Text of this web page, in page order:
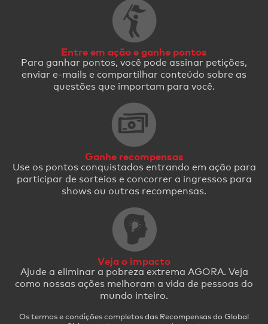
Entre em ação e ganhe pontos
Para ganhar pontos, você pode assinar petições,
enviar e-mails e compartilhar conteúdo sobre as
questões que importam para você.
Ganhe recompensas
Use os pontos conquistados entrando em ação para
participar de sorteios e concorrer a ingressos para
shows ou outras recompensas.
Veja o impacto
Ajude a eliminar a pobreza extrema AGORA. Veja
como nossas ações melhoram a vida de pessoas do
mundo inteiro.
Os termos e condições completos das Recompensas do Global